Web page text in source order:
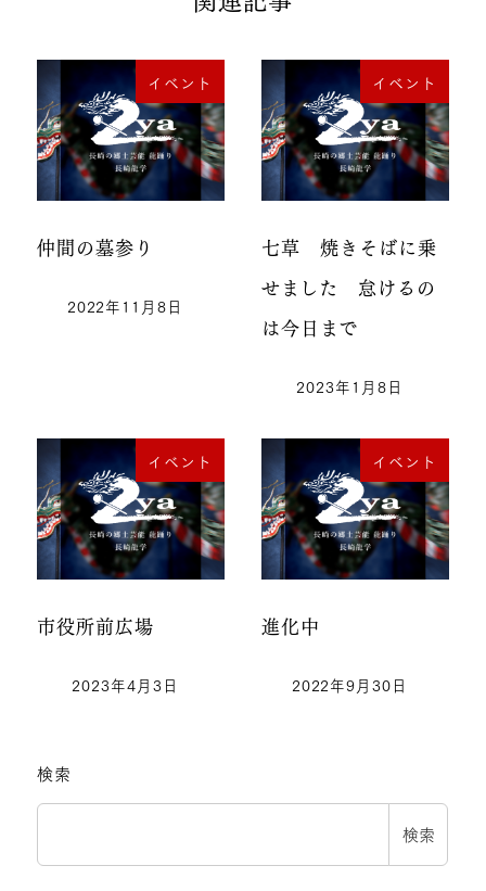
イベント
仲間の墓参り
2022年11月8日
イベント
七草 焼きそばに乗
せました 怠けるの
は今日まで
2023年1月8日
イベント
市役所前広場
2023年4月3日
イベント
進化中
2022年9月30日
検索
検索